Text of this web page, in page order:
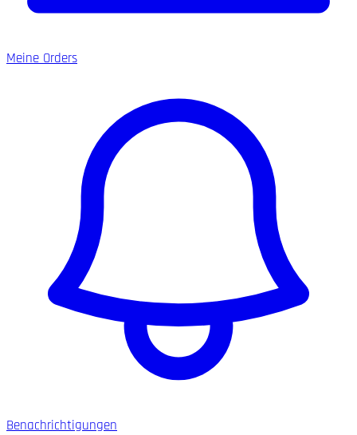
Meine Orders
Benachrichtigungen